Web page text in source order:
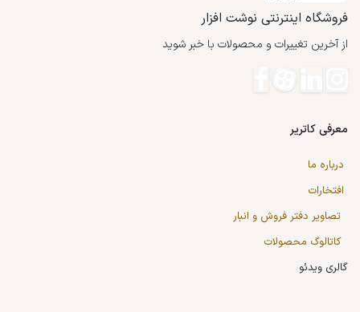
فروشگاه اینترنتی نوشت افزار
از آخرین تغییرات و محصولات با خبر شوید
معرفی کاتریر
درباره ما
افتخارات
تصاویر دفتر فروش و انبار
کاتالوگ محصولات
گالری ویدئو